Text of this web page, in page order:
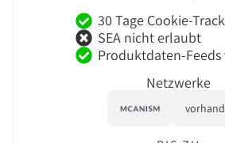
30 Tage Cookie-
SEA nicht erlaubt
Produktdaten-Feeds
Netzwerke